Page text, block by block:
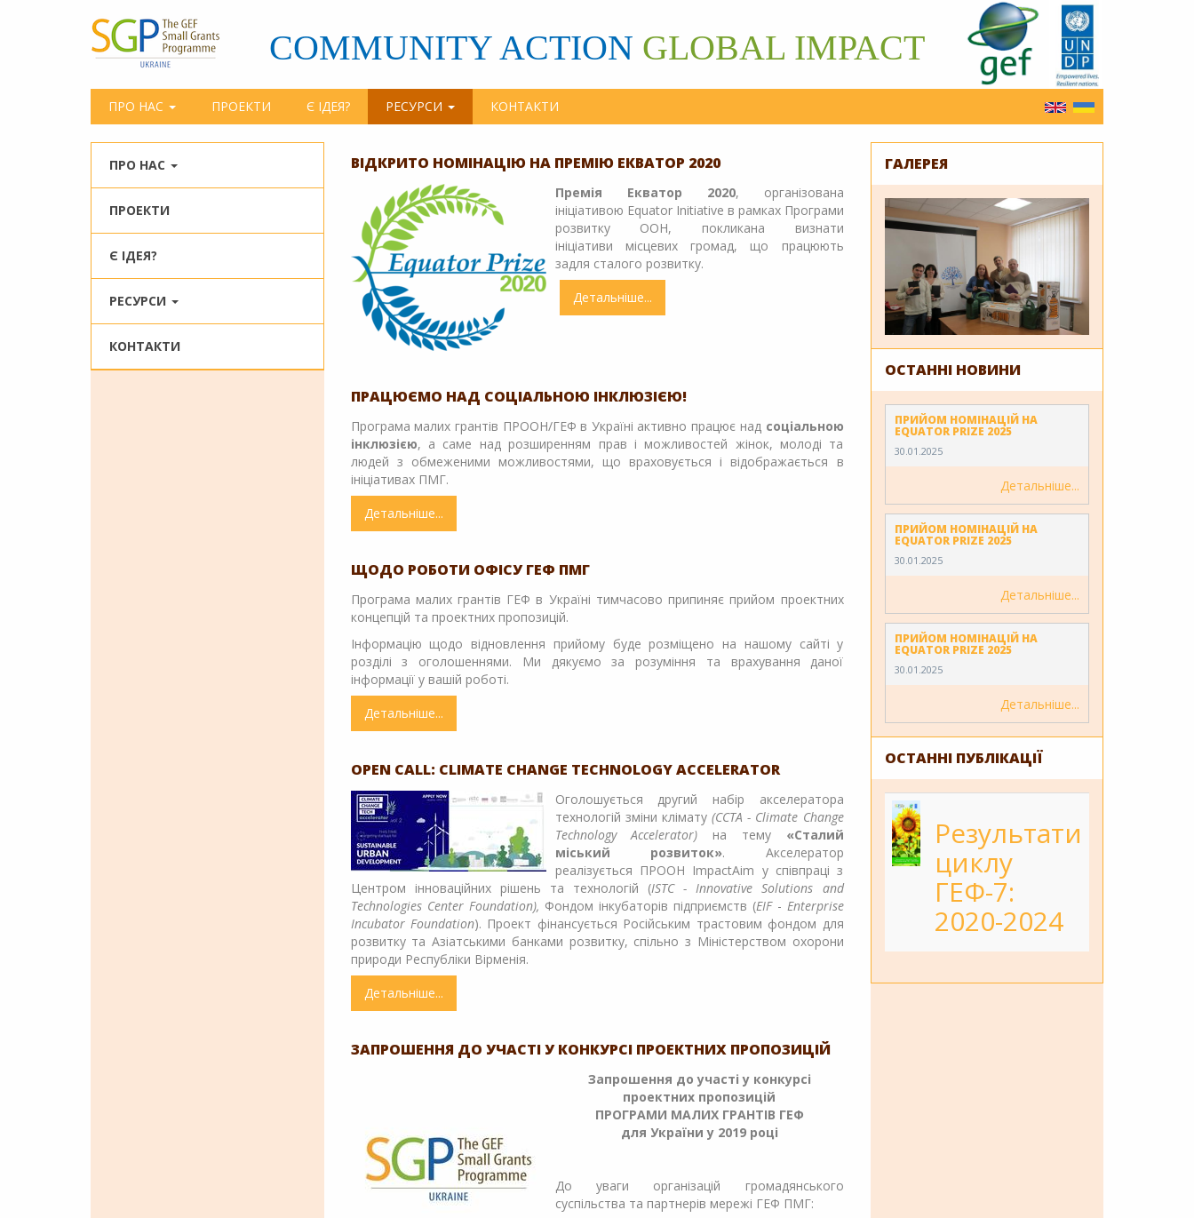
COMMUNITY ACTION GLOBAL IMPACT
ПРО НАС ПРОЕКТИ Є ІДЕЯ? РЕСУРСИ КОНТАКТИ
EnglishУкраїнська
ПРО НАС
ПРОЕКТИ
Є ІДЕЯ?
РЕСУРСИ
КОНТАКТИ
ВІДКРИТО НОМІНАЦІЮ НА ПРЕМІЮ ЕКВАТОР 2020
Премія Екватор 2020, організована
ініціативою Equator Initiative в рамках Програми
розвитку ООН, покликана визнати
ініціативи місцевих громад, що працюють
задля сталого розвитку.
Детальнішепро
ВІДКРИТО
2020
ПРАЦЮЄМО НАД СОЦІАЛЬНОЮ ІНКЛЮЗІЄЮ!
Програма малих грантів ПРООН/ГЕФ в Україні активно працює над соціальною
інклюзією, а саме над розширенням прав і можливостей жінок, молоді та
людей з обмеженими можливостями, що враховується і відображається в
ініціативах ПМГ.
Детальнішепро
Працюємо
соціальною
ЩОДО РОБОТИ ОФІСУ ГЕФ ПМГ
Програма малих грантів ГЕФ в Україні тимчасово припиняє прийом проектних
концепцій та проектних пропозицій.
Інформацію щодо відновлення прийому буде розміщено на нашому сайті у
розділі з оголошеннями. Ми дякуємо за розуміння та врахування даної
інформації у вашій роботі.
Детальнішепро
ЩОДО
ОФІСУ
ПМГ
OPEN CALL: CLIMATE CHANGE TECHNOLOGY ACCELERATOR
Оголошується другий набір акселератора
технологій зміни клімату (CCTA - Climate Change
Technology Accelerator) на тему «Сталий
міський розвиток». Акселератор
реалізується ПРООН ImpactAim у співпраці з
Центром інноваційних рішень та технологій (ISTC - Innovative Solutions and
Technologies Center Foundation), Фондом інкубаторів підприємств (EIF- Enterprise
Incubator Foundation). Проект фінансується Російським трастовим фондом для
розвитку та Азіатськими банками розвитку, спільно з Міністерством охорони
природи Республіки Вірменія.
Детальнішепро
OPEN
Climate
Change
ЗАПРОШЕННЯ ДО УЧАСТІ У КОНКУРСІ ПРОЕКТНИХ ПРОПОЗИЦІЙ
Запрошення до участі у конкурсі
проектних пропозицій
ПРОГРАМИ МАЛИХ ГРАНТІВ ГЕФ
для України у 2019 році
До уваги організацій громадянського
суспільства та партнерів мережі ГЕФ ПМГ:
ГАЛЕРЕЯ
ОСТАННІ НОВИНИ
ПРИЙОМ НОМІНАЦІЙ НА
EQUATOR PRIZE 2025
30.01.2025
Детальніше
ПРИЙОМ НОМІНАЦІЙ НА
EQUATOR PRIZE 2025
30.01.2025
Детальніше
ПРИЙОМ НОМІНАЦІЙ НА
EQUATOR PRIZE 2025
30.01.2025
Детальніше
ОСТАННІ ПУБЛІКАЦІЇ
Результати
циклу
ГЕФ-7:
2020-2024